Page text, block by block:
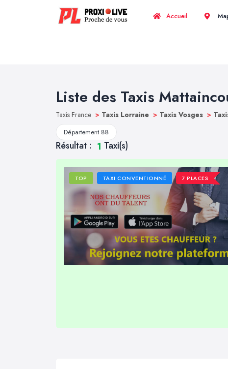
Accueil
Liste des Taxis
Taxis France > Taxis Lorraine > Taxis Vosges >
Département 88
Résultat : 1 Taxi(s)
TOP TAXI CONVENTIONNÉ 7 PLACES